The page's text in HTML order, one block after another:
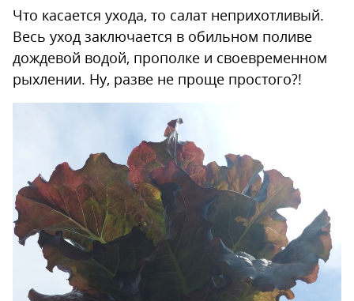
Что касается ухода, то салат неприхотливый.
Весь уход заключается в обильном поливе
дождевой водой, прополке и своевременном
рыхлении. Ну, разве не проще простого?!